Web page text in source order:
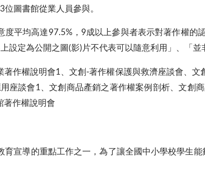
圖書館從業人員參與。
平均高達97.5%，9成以上參與者表示對著作權的
設定為公開之圖(影)片不代表可以隨意利用」、「並
作權說明會1、文創-著作權保護與救濟座談會、
座談會1、文創商品產銷之著作權案例剖析、文創
著作權說明會
宣導的重點工作之一，為了讓全國中小學校學生